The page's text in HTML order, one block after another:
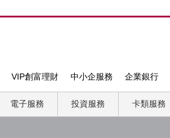
VIP創富理財 中小企服務 企業銀行
電子服務 投資服務 卡類服務